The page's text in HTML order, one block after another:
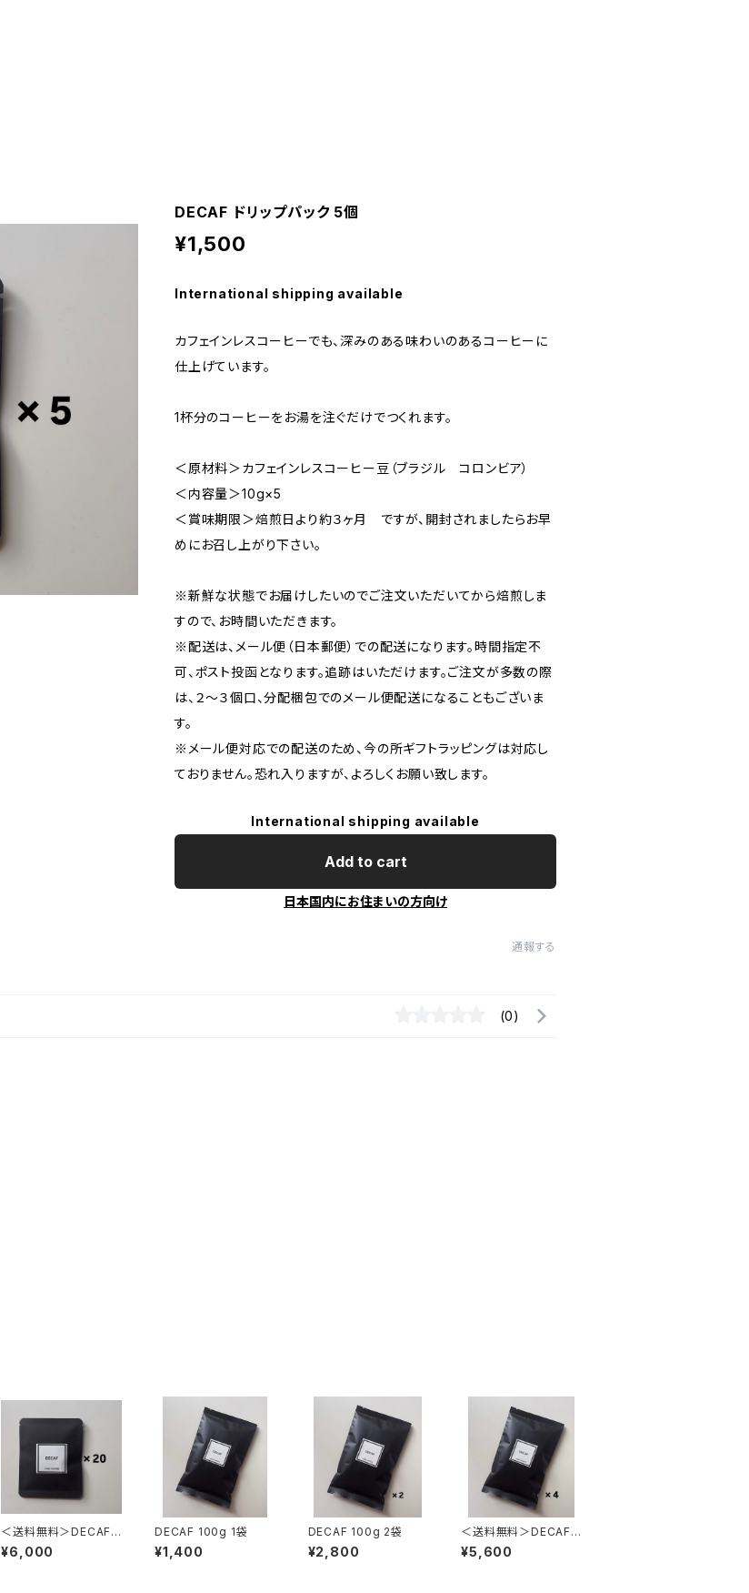
DECAF ドリップパック 5個
¥1,500
International shipping available
カフェインレスコーヒーでも、深みのある味わいのあるコーヒーに
仕上げています。
1杯分のコーヒーをお湯を注ぐだけでつくれます。
＜原材料＞カフェインレスコーヒー豆（ブラジル コロンビア）
＜内容量＞10g×5
＜賞味期限＞焙煎日より約３ヶ月 ですが、開封されましたらお早
めにお召し上がり下さい。
※新鮮な状態でお届けしたいのでご注文いただいてから焙煎しま
すので、お時間いただきます。
※配送は、メール便（日本郵便）での配送になります。時間指定不
可、ポスト投函となります。追跡はいただけます。ご注文が多数の際
は、２〜３個口、分配梱包でのメール便配送になることもございま
す。
※メール便対応での配送のため、今の所ギフトラッピングは対応し
ておりません。恐れ入りますが、よろしくお願い致します。
International shipping available
Add to cart
日本国内にお住まいの方向け
通報する
(0)
＜送料無料＞DECAF
ドリップパック 20個
¥6,000
DECAF 100g 1袋
¥1,400
DECAF 100g 2袋
¥2,800
＜送料無料＞DECAF 1
00g 4袋
¥5,600